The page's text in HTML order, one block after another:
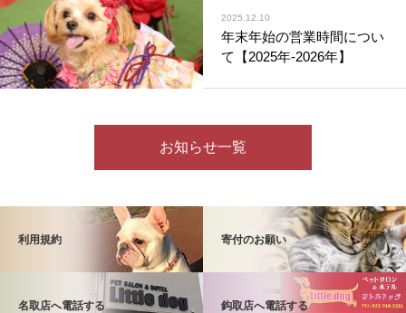
2025.12.10
年末年始の営業時間につい
て【2025年-2026年】
お知らせ一覧
利用規約 寄付のお願い
名取店へ電話する 鈎取店へ電話する